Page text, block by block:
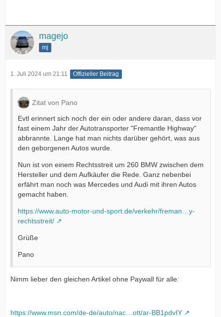
magejo
mj
1. Juli 2024 um 21:11 Offizieller Beitrag
Zitat von Pano
Evtl erinnert sich noch der ein oder andere daran, dass vor
fast einem Jahr der Autotransporter "Fremantle Highway"
abbrannte. Lange hat man nichts darüber gehört, was aus
den geborgenen Autos wurde.
Nun ist von einem Rechtsstreit um 260 BMW zwischen dem
Hersteller und dem Aufkäufer die Rede. Ganz nebenbei
erfährt man noch was Mercedes und Audi mit ihren Autos
gemacht haben.
https://www.auto-motor-und-sport.de/verkehr/freman…y-
rechtsstreit/
Grüße
Pano
Nimm lieber den gleichen Artikel ohne Paywall für alle:
https://www.msn.com/de-de/auto/nac…ott/ar-BB1pdvIY